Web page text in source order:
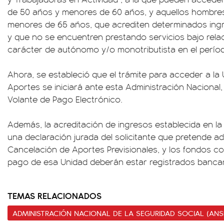
de 50 años y menores de 60 años, y aquellos
menores de 65 años, que acrediten determinados
y que no se encuentren prestando servicios bajo
carácter de autónomo y/o monotributista en el
Ahora, se estableció que el trámite para acceder a la
Aportes se iniciará ante esta Administración
Volante de Pago Electrónico.
Además, la acreditación de ingresos establecida en
una declaración jurada del solicitante que pretende
Cancelación de Aportes Previsionales, y los fondos
pago de esa Unidad deberán estar registrados
TEMAS RELACIONADOS
ADMINISTRACIÓN NACIONAL DE LA SEGURIDAD SOCIAL